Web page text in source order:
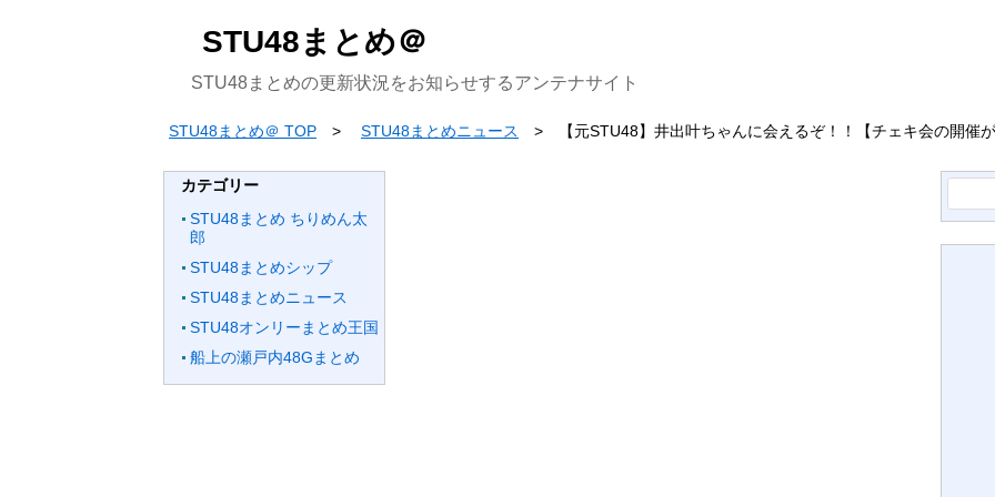
STU48まとめ＠
STU48まとめの更新状況をお知らせするアンテナサイト
STU48まとめ＠ TOP STU48まとめニュース 【元STU48】井出叶ちゃんに会えるぞ！！【チェキ会の開催
カテゴリー
STU48まとめ ちりめん太
郎
STU48まとめシップ
STU48まとめニュース
STU48オンリーまとめ王国
船上の瀬戸内48Gまとめ
索: